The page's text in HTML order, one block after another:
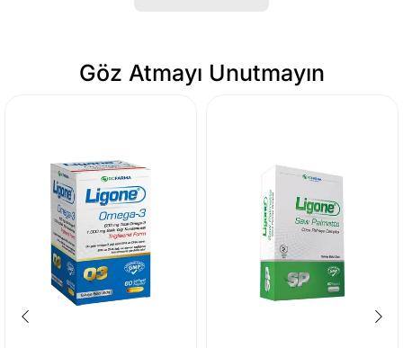
Göz Atmayı Unutmayın